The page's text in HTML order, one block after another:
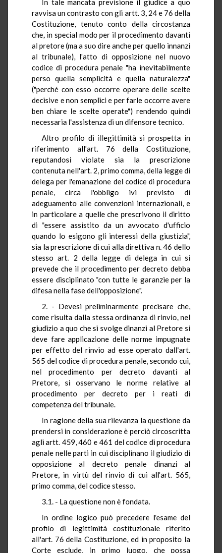
In tale mancata previsione il giudice a quo
ravvisa un contrasto con gli artt. 3, 24 e 76 della
Costituzione, tenuto conto della circostanza
che, in special modo per il procedimento davanti
al pretore (ma a suo dire anche per quello innanzi
al tribunale), l'atto di opposizione nel nuovo
codice di procedura penale "ha inevitabilmente
perso quella semplicità e quella naturalezza"
("perché con esso occorre operare delle scelte
decisive e non semplici e per farle occorre avere
ben chiare le scelte operate") rendendo quindi
necessaria l'assistenza di un difensore tecnico.
Altro profilo di illegittimità si prospetta in
riferimento all'art. 76 della Costituzione,
reputandosi violate sia la prescrizione
contenuta nell'art. 2, primo comma, della legge di
delega per l'emanazione del codice di procedura
penale, circa l'obbligo ivi previsto di
adeguamento alle convenzioni internazionali, e
in particolare a quelle che prescrivono il diritto
di "essere assistito da un avvocato d'ufficio
quando lo esigono gli interessi della giustizia",
sia la prescrizione di cui alla direttiva n. 46 dello
stesso art. 2 della legge di delega in cui si
prevede che il procedimento per decreto debba
essere disciplinato "con tutte le garanzie per la
difesa nella fase dell'opposizione".
2. - Devesi preliminarmente precisare che,
come risulta dalla stessa ordinanza di rinvio, nel
giudizio a quo che si svolge dinanzi al Pretore si
deve fare applicazione delle norme impugnate
per effetto del rinvio ad esse operato dall'art.
565 del codice di procedura penale, secondo cui,
nel procedimento per decreto davanti al
Pretore, si osservano le norme relative al
procedimento per decreto per i reati di
competenza del tribunale.
In ragione della sua rilevanza la questione da
prendersi in considerazione è perciò circoscritta
agli artt. 459, 460 e 461 del codice di procedura
penale nelle parti in cui disciplinano il giudizio di
opposizione al decreto penale dinanzi al
Pretore, in virtù del rinvio di cui all'art. 565,
primo comma, del codice stesso.
3.1. - La questione non è fondata.
In ordine logico può precedere l'esame del
profilo di legittimità costituzionale riferito
all'art. 76 della Costituzione, ed in proposito la
Corte esclude, in primo luogo, che possa